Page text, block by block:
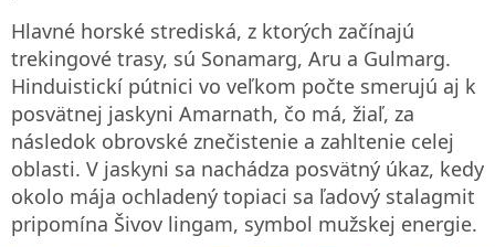
Hlavné horské strediská, z ktorých začínajú
trekingové trasy, sú Sonamarg, Aru a Gulmarg.
Hinduistickí pútnici vo veľkom počte smerujú aj k
posvätnej jaskyni Amarnath, čo má, žiaľ, za
následok obrovské znečistenie a zahltenie celej
oblasti. V jaskyni sa nachádza posvätný úkaz, kedy
okolo mája ochladený topiaci sa ľadový stalagmit
pripomína Šivov lingam, symbol mužskej energie.